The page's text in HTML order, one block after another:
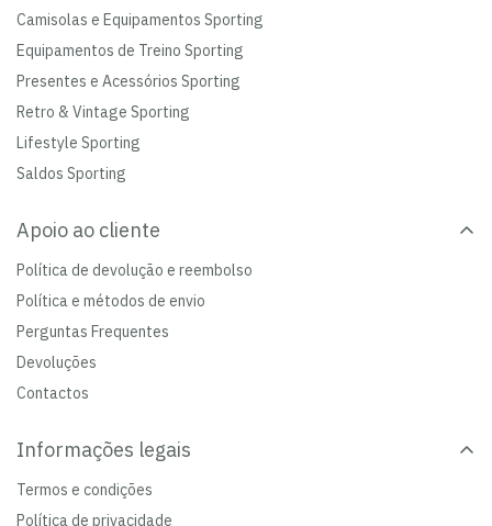
Camisolas e Equipamentos Sporting
Equipamentos de Treino Sporting
Presentes e Acessórios Sporting
Retro & Vintage Sporting
Lifestyle Sporting
Saldos Sporting
Apoio ao cliente
Política de devolução e reembolso
Política e métodos de envio
Perguntas Frequentes
Devoluções
Contactos
Informações legais
Termos e condições
Política de privacidade